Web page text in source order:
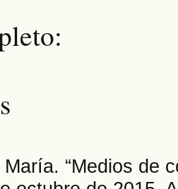
“Medios de